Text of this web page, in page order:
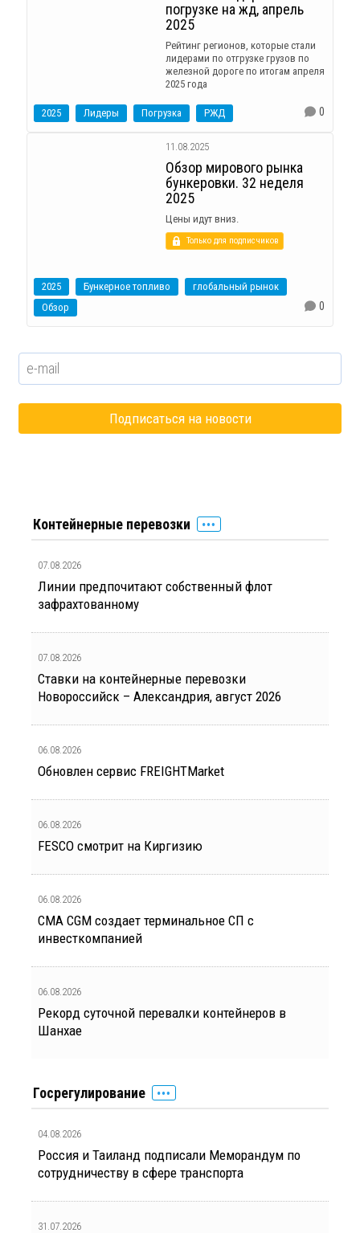
погрузке на жд, апрель
2025
Рейтинг регионов, которые стали
лидерами по отгрузке грузов по
железной дороге по итогам апреля
2025 года
2025 Лидеры Погрузка РЖД 0
11.08.2025
Обзор мирового рынка
бункеровки. 32 неделя
2025
Цены идут вниз.
Только для подписчиков
2025 Бункерное топливо
глобальный рынок
Обзор
0
Контейнерные перевозки
07.08.2026
Линии предпочитают собственный флот
зафрахтованному
07.08.2026
Ставки на контейнерные перевозки
Новороссийск – Александрия, август 2026
06.08.2026
Обновлен сервис FREIGHTMarket
06.08.2026
FESCO смотрит на Киргизию
06.08.2026
CMA CGM создает терминальное СП с
инвесткомпанией
06.08.2026
Рекорд суточной перевалки контейнеров в
Шанхае
Госрегулирование
04.08.2026
Россия и Таиланд подписали Меморандум по
сотрудничеству в сфере транспорта
31.07.2026